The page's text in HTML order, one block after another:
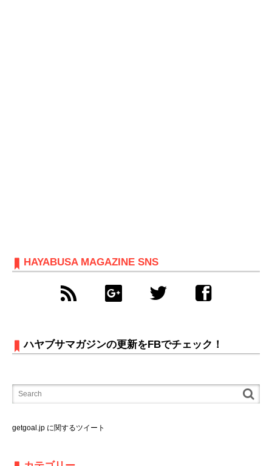
HAYABUSA MAGAZINE SNS
ハヤブサマガジンの更新をFBでチェック！
getgoal.jp に関するツイート